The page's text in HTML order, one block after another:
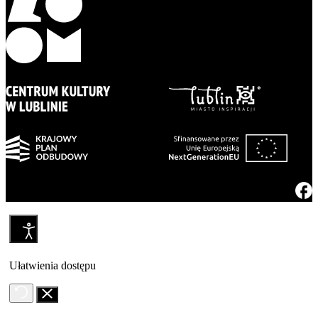
Ułatwienia dostępu